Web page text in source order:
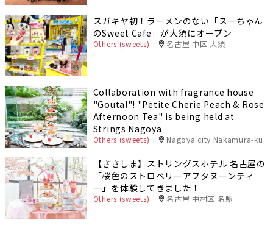
スガキヤ初！ラーメンのない「スーちゃん
のSweet Cafe」が大須にオープン
Others (sweets) 名古屋 中区 大須
Collaboration with fragrance house
"Goutal"! "Petite Cherie Peach & Rose
Afternoon Tea" is being held at
Strings Nagoya
Others (sweets) Nagoya city Nakamura-ku
【ささしま】ストリングスホテル 名古屋の
「桜色のストロベリーアフタヌーンティ
ー」を体験してきました！
Others (sweets) 名古屋 中村区 名駅